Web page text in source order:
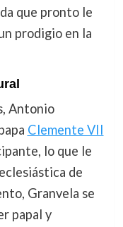
que pronto le
prodigio en la
Antonio
Clemente VII
lo que le
de
Granvela se
papal y